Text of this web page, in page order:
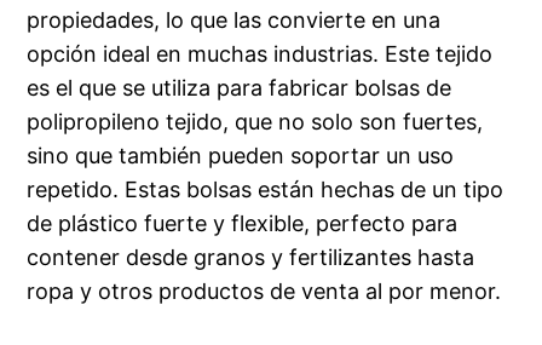
propiedades, lo que las convierte en una
opción ideal en muchas industrias. Este tejido
es el que se utiliza para fabricar bolsas de
polipropileno tejido, que no solo son fuertes,
sino que también pueden soportar un uso
repetido. Estas bolsas están hechas de un tipo
de plástico fuerte y flexible, perfecto para
contener desde granos y fertilizantes hasta
ropa y otros productos de venta al por menor.